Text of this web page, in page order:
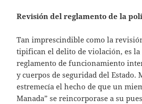
Revisión del reglamento de la
Tan imprescindible como la
tipifican el delito de violación, es
reglamento de funcionamiento
y cuerpos de seguridad del Estado.
estremecía el hecho de que un
Manada” se reincorporase a su